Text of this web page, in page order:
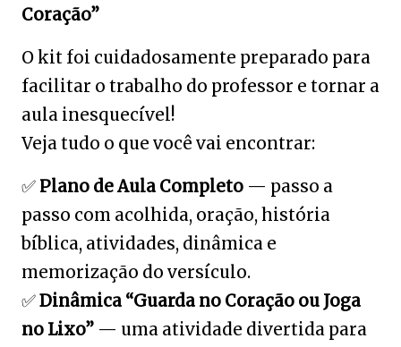
Coração”
O kit foi cuidadosamente preparado para
facilitar o trabalho do professor e tornar a
aula inesquecível!
Veja tudo o que você vai encontrar:
✅ Plano de Aula Completo — passo a
passo com acolhida, oração, história
bíblica, atividades, dinâmica e
memorização do versículo.
✅Dinâmica “Guarda no Coração ou Joga
no Lixo” — uma atividade divertida para